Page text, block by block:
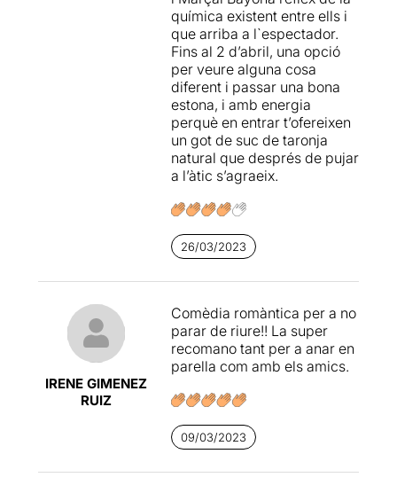
senzilla i molt eficaç, crea
un marc ideal per aquest
muntatge àgil i ràpid, amb
moments musicals
inoblidablesque provoquen
que l’espectadora els
acompanyi de manera
dissimulada, però que sigui
impossible evitar taral·lejar-
los.
El somriure s’instal·la a la
cara de tot el públic en la
primera aparició de l’obra i
creant un moment distens i
molt agradable que es
queda amb l’espectadora
quan es tanquen els llums.
química existent entre ells i
que arriba a l`espectador.
Fins al 2 d’abril, una opció
per veure alguna cosa
diferent i passar una bona
estona, i amb energia
perquè en entrar t’ofereixen
un got de suc de taronja
natural que després de pujar
a l’àtic s’agraeix.
26/03/2023
IRENE GIMENEZ
RUIZ
Comèdia romàntica per a no
parar de riure!! La super
recomano tant per a anar en
parella com amb els amics.
09/03/2023